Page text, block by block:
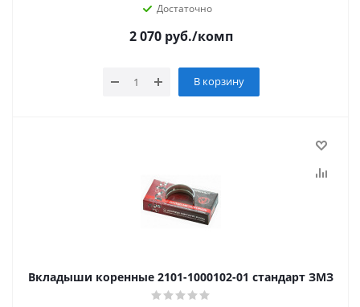
Достаточно
2 070руб./комп
В корзину
Вкладыши коренные 2101-1000102-01 стандарт ЗМЗ